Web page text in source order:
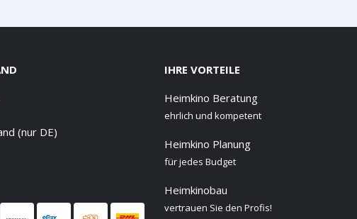
(nur DE)
IHRE VORTEILE
Heimkino Beratung
ehrlich und kompetent
Heimkino Planung
für jedes Budget
Heimkinobau
vertrauen Sie den Profis!